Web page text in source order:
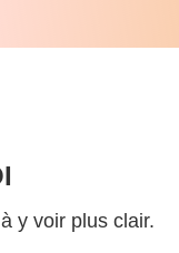
y voir plus clair.